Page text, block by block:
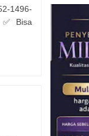
1496-
✅ Bisa